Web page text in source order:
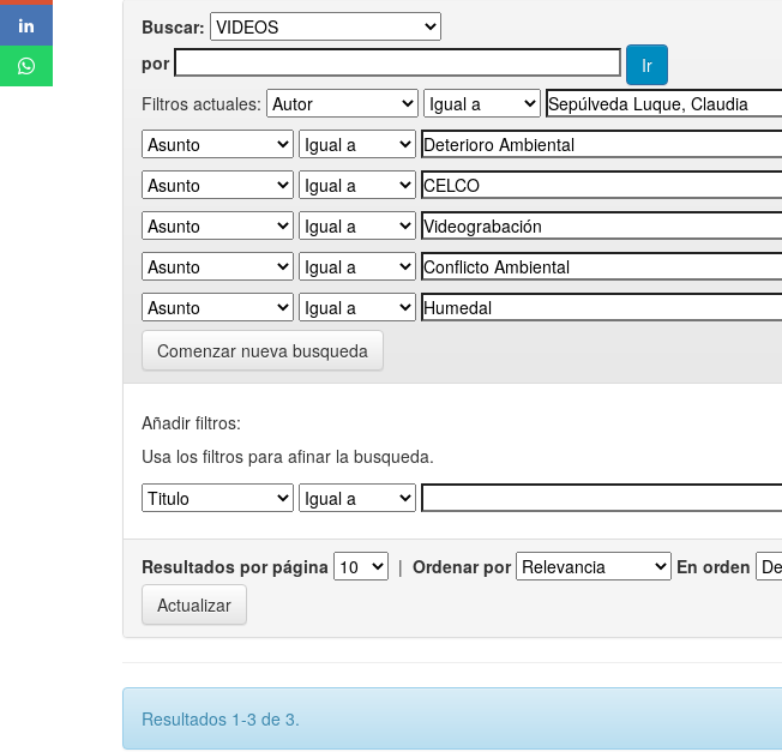
Buscar:
por
Filtros actuales:
Comenzar nueva busqueda
Añadir filtros:
Usa los filtros para afinar la busqueda.
Resultados por página | Ordenar por En orden
Resultados 1-3 de 3.